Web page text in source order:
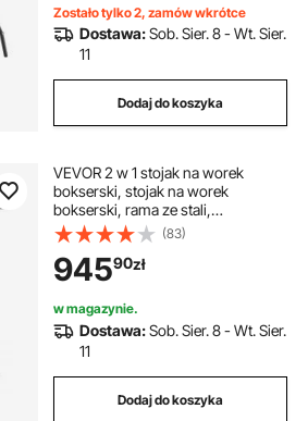
Zostało tylko 2, zamów wkrótce
Dostawa:Sob. Sier. 8 - Wt. Sier.
11
Dodaj do koszyka
VEVOR 2 w 1 stojak na worek
bokserski, stojak na worek
bokserski, rama ze stali,
regulowany uchwyt na worek
bokserski (nośność 65 kg), stojak
na sprzęt fitness, stojak bokserski,
czarny
(83)
94590zł
w magazynie.
Dostawa:Sob. Sier. 8 - Wt. Sier.
11
Dodaj do koszyka